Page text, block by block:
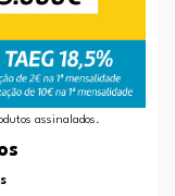
assinalados.